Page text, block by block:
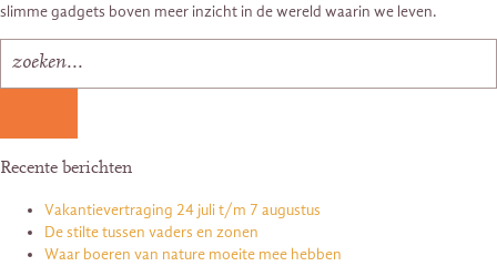
slimme gadgets boven meer inzicht in de wereld waarin we leven.
Recente berichten
Vakantievertraging 24 juli t/m 7 augustus
De stilte tussen vaders en zonen
Waar boeren van nature moeite mee hebben